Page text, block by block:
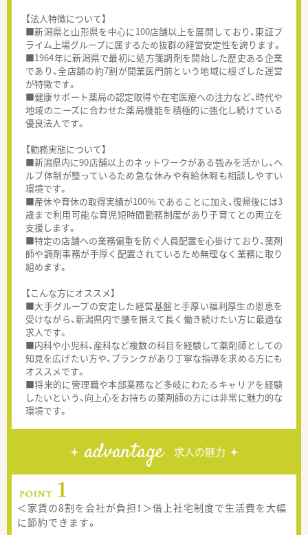
【法人特徴について】
■新潟県と山形県を中心に100店舗以上を展開しており、東証プ
ライム上場グループに属するため抜群の経営安定性を誇ります。
■1964年に新潟県で最初に処方箋調剤を開始した歴史ある企業
であり、全店舗の約7割が開業医門前という地域に根ざした運営
が特徴です。
■健康サポート薬局の認定取得や在宅医療への注力など、時代や
地域のニーズに合わせた薬局機能を積極的に強化し続けている
優良法人です。
【勤務実態について】
■新潟県内に90店舗以上のネットワークがある強みを活かし、ヘ
ルプ体制が整っているため急な休みや有給休暇も相談しやすい
環境です。
■産休や育休の取得実績が100％であることに加え、復帰後には3
歳まで利用可能な育児短時間勤務制度があり子育てとの両立を
支援します。
■特定の店舗への業務偏重を防ぐ人員配置を心掛けており、薬剤
師や調剤事務が手厚く配置されているため無理なく業務に取り
組めます。
【こんな方にオススメ】
■大手グループの安定した経営基盤と手厚い福利厚生の恩恵を
受けながら、新潟県内で腰を据えて長く働き続けたい方に最適な
求人です。
■内科や小児科、産科など複数の科目を経験して薬剤師としての
知見を広げたい方や、ブランクがあり丁寧な指導を求める方にも
オススメです。
■将来的に管理職や本部業務など多岐にわたるキャリアを経験
したいという、向上心をお持ちの薬剤師の方には非常に魅力的な
環境です。
advantage 求人の魅力
＜家賃の8割を会社が負担！＞借上社宅制度で生活費を大幅
に節約できます。